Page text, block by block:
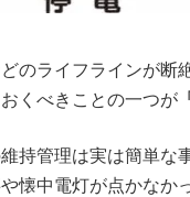
のライフラインが断
くべきことの一つが
持管理は実は簡単
懐中電灯が点かな